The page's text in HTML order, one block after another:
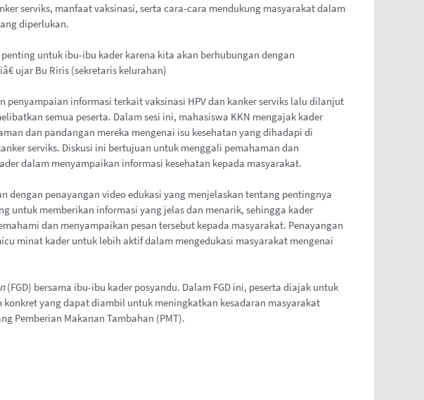
serviks, manfaat vaksinasi, serta cara-cara mendukung masyarakat dalam
diperlukan.
untuk ibu-ibu kader karena kita akan berhubungan dengan
ujar Bu Riris (sekretaris kelurahan)
penyampaian informasi terkait vaksinasi HPV dan kanker serviks lalu dilanjut
semua peserta. Dalam sesi ini, mahasiswa KKN mengajak kader
dan pandangan mereka mengenai isu kesehatan yang dihadapi di
serviks. Diskusi ini bertujuan untuk menggali pemahaman dan
dalam menyampaikan informasi kesehatan kepada masyarakat.
dengan penayangan video edukasi yang menjelaskan tentang pentingnya
untuk memberikan informasi yang jelas dan menarik, sehingga kader
dan menyampaikan pesan tersebut kepada masyarakat. Penayangan
minat kader untuk lebih aktif dalam mengedukasi masyarakat mengenai
(FGD) bersama ibu-ibu kader posyandu. Dalam FGD ini, peserta diajak untuk
yang dapat diambil untuk meningkatkan kesadaran masyarakat
Pemberian Makanan Tambahan (PMT).